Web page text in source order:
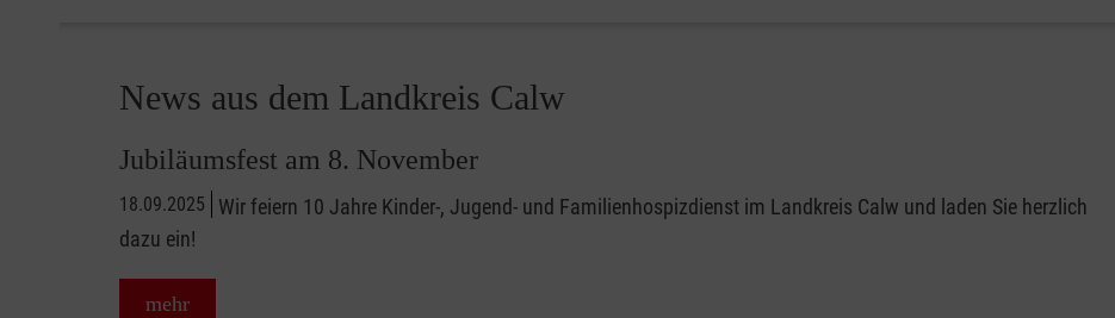
News aus dem Landkreis Calw
Jubiläumsfest am 8. November
18.09.2025
Wir feiern 10 Jahre Kinder-, Jugend- und Familienhospizdienst im Landkreis Calw und laden Sie herzlich
dazu ein!
mehr